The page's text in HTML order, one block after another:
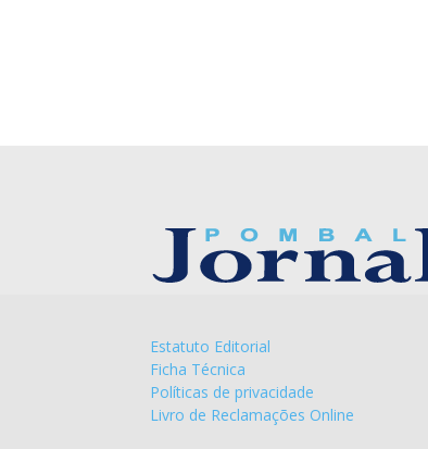
Estatuto Editorial
Ficha Técnica
Políticas de privacidade
Livro de Reclamações Online